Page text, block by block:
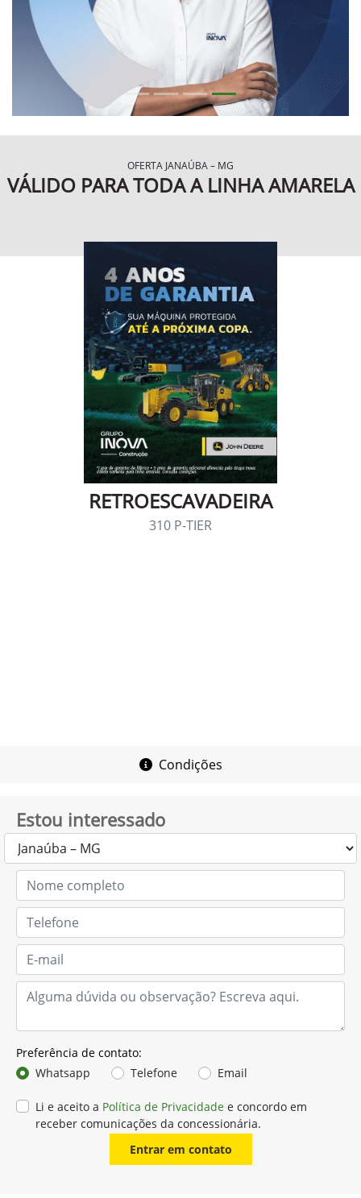
OFERTA JANAÚBA – MG
VÁLIDO PARA TODA A LINHA AMARELA
RETROESCAVADEIRA
310 P-TIER
Condições
Estou interessado
Preferência de contato:
Whatsapp
Telefone Email
Li e aceito a Política de Privacidade e concordo em
receber comunicações da concessionária.
Entrar em contato